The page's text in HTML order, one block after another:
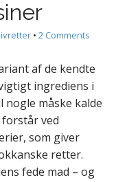
• 2 Comments
af de kendte
ingrediens i
nogle måske kalde
ved
som giver
retter.
fede mad – og